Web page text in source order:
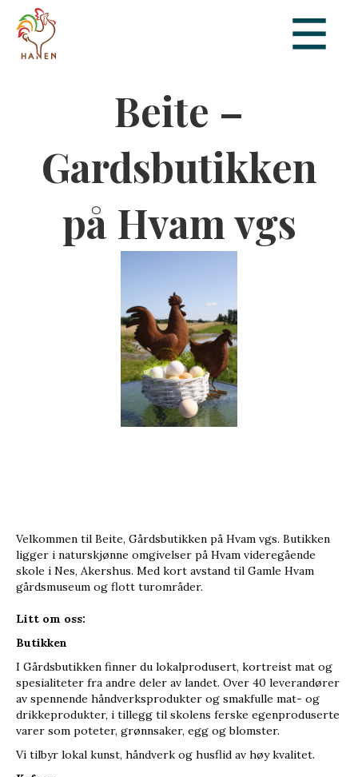
Beite –
Gardsbutikken
på Hvam vgs
Velkommen til Beite, Gårdsbutikken på Hvam vgs. Butikken
ligger i naturskjønne omgivelser på Hvam videregående
skole i Nes, Akershus. Med kort avstand til Gamle Hvam
gårdsmuseum og flott turområder.
Litt om oss:
Butikken
I Gårdsbutikken finner du lokalprodusert, kortreist mat og
spesialiteter fra andre deler av landet. Over 40 leverandører
av spennende håndverksprodukter og smakfulle mat- og
drikkeprodukter, i tillegg til skolens ferske egenproduserte
varer som poteter, grønnsaker, egg og blomster.
Vi tilbyr lokal kunst, håndverk og husflid av høy kvalitet.